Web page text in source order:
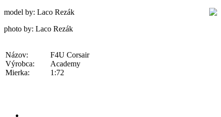
model by: Laco Rezák
photo by: Laco Rezák
Názov:
Výrobca:
Mierka:
F4U Corsair
Academy
1:72